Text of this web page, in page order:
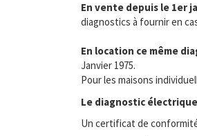
En vente depuis le 1er
diagnostics à fournir en
En location ce même
Janvier 1975.
Pour les maisons
Le diagnostic
Un certificat de